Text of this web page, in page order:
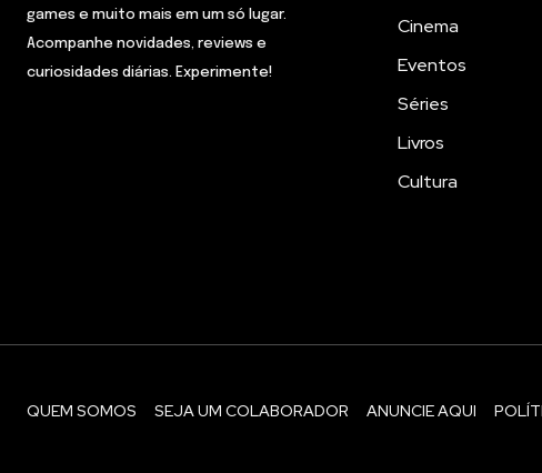
games e muito mais em um só lugar.
Acompanhe novidades, reviews e
curiosidades diárias. Experimente!
Cinema
Eventos
Séries
Livros
Cultura
QUEM SOMOS SEJA UM COLABORADOR ANUNCIE AQUI